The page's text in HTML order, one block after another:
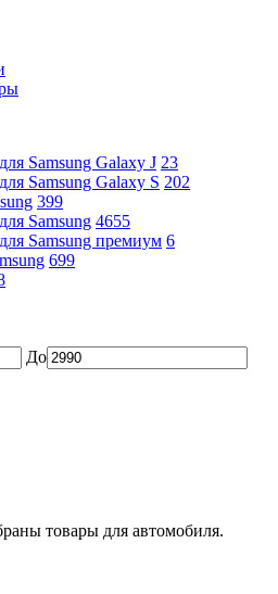
Samsung Galaxy J 23
Samsung Galaxy S 202
399
Samsung 4655
Samsung премиум 6
699
До
товары для автомобиля.